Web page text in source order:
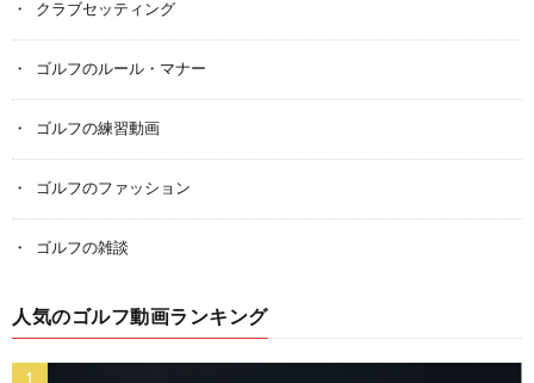
クラブセッティング
ゴルフのルール・マナー
ゴルフの練習動画
ゴルフのファッション
ゴルフの雑談
人気のゴルフ動画ランキング